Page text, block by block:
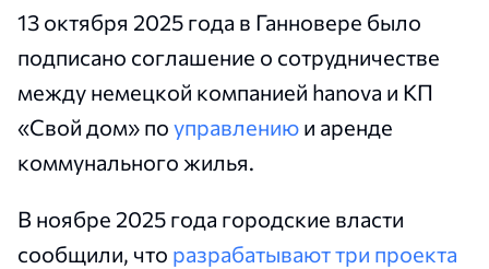
13 октября 2025 года в Ганновере было
подписано соглашение о сотрудничестве
между немецкой компанией hanova и КП
«Свой дом» по управлению и аренде
коммунального жилья.
В ноябре 2025 года городские власти
сообщили, что разрабатывают три проекта